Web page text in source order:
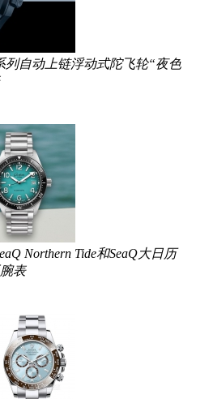
列自动上链浮动式陀飞轮“夜色
Northern Tide和SeaQ大日历
表